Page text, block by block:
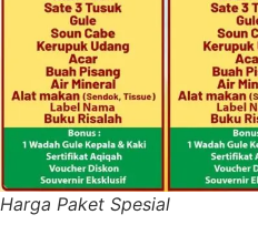
Harga Paket Spesial